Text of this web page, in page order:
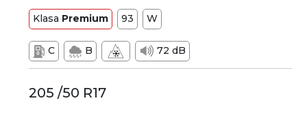
Klasa Premium 93 W
C B 72 dB
205 /50 R17